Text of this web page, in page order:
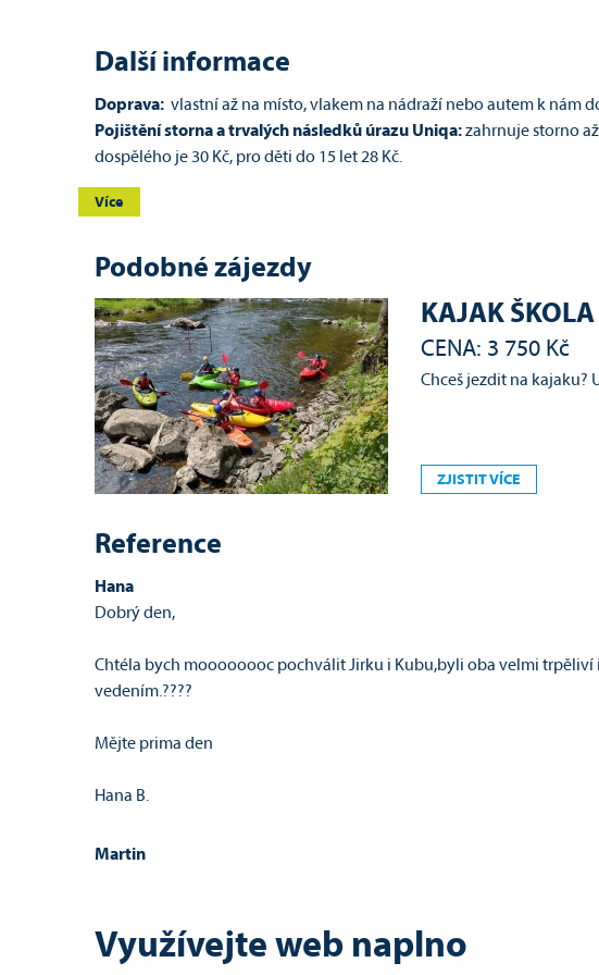
Další informace
Doprava: vlastní až na místo, vlakem na nádraží nebo autem k nám
Pojištění storna a trvalých následků úrazu Uniqa:zahrnuje storno
dospělého je 30 Kč, pro děti do 15 let 28 Kč.
Více
Podobné zájezdy
KAJAK
CENA: 3 750 Kč
Chceš jezdit na kajaku?
ZJISTIT VÍCE
Reference
Hana
Dobrý den,
Chtéla bych moooooooc pochválit Jirku i Kubu,byli oba velmi trpěliví
vedením.????
Mějte prima den
Hana B.
Martin
Ale zopakovat si zaklady nekdy neni na skodu. Diky a zdravim. Martin
Využívejte web naplno